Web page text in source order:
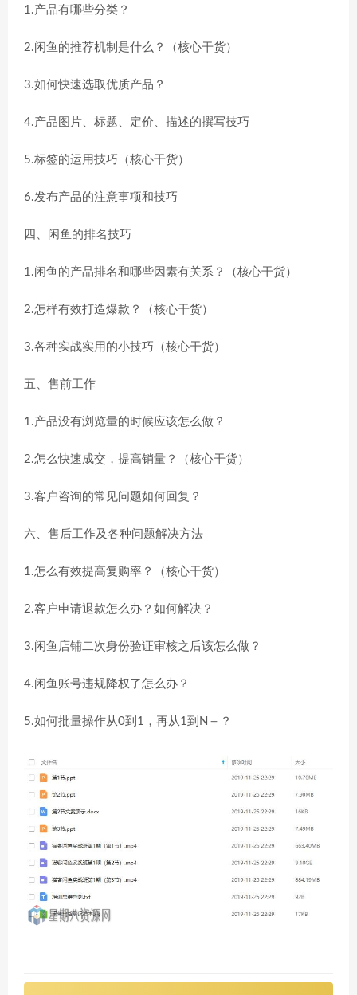
1.产品有哪些分类？
2.闲鱼的推荐机制是什么？（核心干货）
3.如何快速选取优质产品？
4.产品图片、标题、定价、描述的撰写技巧
5.标签的运用技巧（核心干货）
6.发布产品的注意事项和技巧
四、闲鱼的排名技巧
1.闲鱼的产品排名和哪些因素有关系？（核心干货）
2.怎样有效打造爆款？（核心干货）
3.各种实战实用的小技巧（核心干货）
五、售前工作
1.产品没有浏览量的时候应该怎么做？
2.怎么快速成交，提高销量？（核心干货）
3.客户咨询的常见问题如何回复？
六、售后工作及各种问题解决方法
1.怎么有效提高复购率？（核心干货）
2.客户申请退款怎么办？如何解决？
3.闲鱼店铺二次身份验证审核之后该怎么做？
4.闲鱼账号违规降权了怎么办？
5.如何批量操作从0到1，再从1到N＋？